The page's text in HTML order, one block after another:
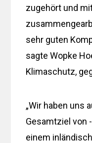
zugehört und
sehr guten
sagte Wopke
Klimaschutz,
„Wir haben uns
Gesamtziel von
einem